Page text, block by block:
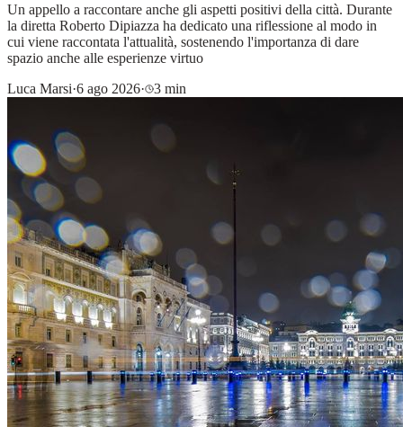
Un appello a raccontare anche gli aspetti positivi della città. Durante
la diretta Roberto Dipiazza ha dedicato una riflessione al modo in
cui viene raccontata l'attualità, sostenendo l'importanza di dare
spazio anche alle esperienze virtuo
Luca Marsi·6 ago 2026· 3 min